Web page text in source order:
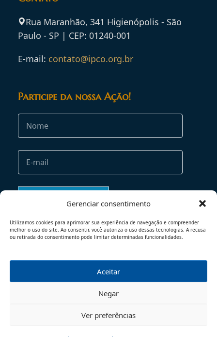
Gerenciar consentimento
Utilizamos cookies para aprimorar sua experiência de navegação e compreender
melhor o uso do site. Ao consentir, você autoriza o uso dessas tecnologias. A recusa
ou retirada do consentimento pode limitar determinadas funcionalidades.
Aceitar
Negar
Ver preferências
Rua Maranhão, 341 Higienópolis - São
Paulo - SP | CEP: 01240-001
E-mail: contato@ipco.org.br
Participe da nossa Ação!
POLÍTICA DE PRIVACIDADE
© 2026 - TODOS OS DIREITOS RESERVADOS